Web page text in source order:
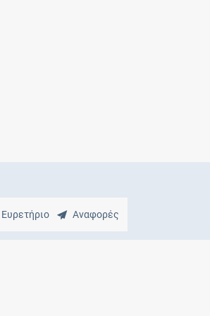
Ευρετήριο Αναφορές